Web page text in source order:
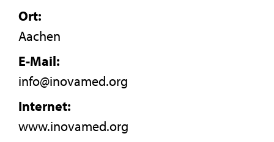
Ort:
Aachen
E-Mail:
info@inovamed.org
Internet:
www.inovamed.org